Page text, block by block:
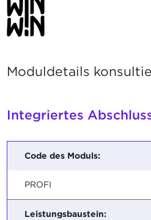
Moduldetails
Integriertes
Code des Moduls:
PROFI
Leistungsbaustein: